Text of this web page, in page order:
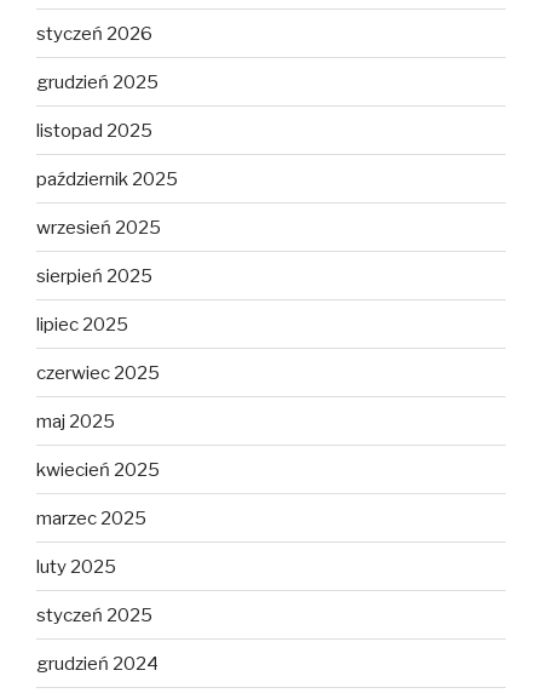
styczeń 2026
grudzień 2025
listopad 2025
październik 2025
wrzesień 2025
sierpień 2025
lipiec 2025
czerwiec 2025
maj 2025
kwiecień 2025
marzec 2025
luty 2025
styczeń 2025
grudzień 2024